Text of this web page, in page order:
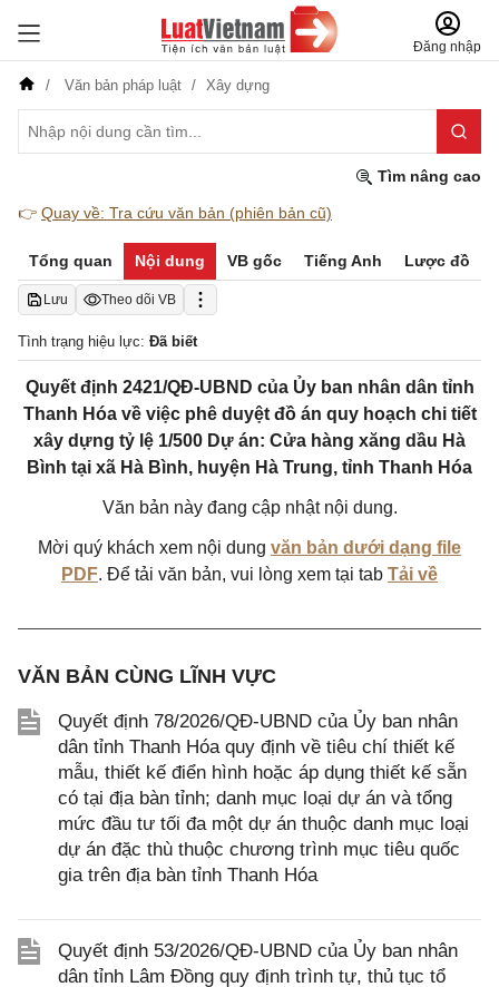
Đăng nhập
Văn bản pháp luật Xây dựng
Tìm nâng cao
👉 Quay về: Tra cứu văn bản (phiên bản cũ)
Tổng quan Nội dung VB gốc Tiếng Anh Lược đồ
Lưu Theo dõi VB
Tình trạng hiệu lực: Đã biết
Quyết định 2421/QĐ-UBND của Ủy ban nhân dân tỉnh
Thanh Hóa về việc phê duyệt đồ án quy hoạch chi tiết
xây dựng tỷ lệ 1/500 Dự án: Cửa hàng xăng dầu Hà
Bình tại xã Hà Bình, huyện Hà Trung, tỉnh Thanh Hóa
Văn bản này đang cập nhật nội dung.
Mời quý khách xem nội dung văn bản dưới dạng file
PDF. Để tải văn bản, vui lòng xem tại tab Tải về
VĂN BẢN CÙNG LĨNH VỰC
Quyết định 78/2026/QĐ-UBND của Ủy ban nhân
dân tỉnh Thanh Hóa quy định về tiêu chí thiết kế
mẫu, thiết kế điển hình hoặc áp dụng thiết kế sẵn
có tại địa bàn tỉnh; danh mục loại dự án và tổng
mức đầu tư tối đa một dự án thuộc danh mục loại
dự án đặc thù thuộc chương trình mục tiêu quốc
gia trên địa bàn tỉnh Thanh Hóa
Quyết định 53/2026/QĐ-UBND của Ủy ban nhân
dân tỉnh Lâm Đồng quy định trình tự, thủ tục tổ